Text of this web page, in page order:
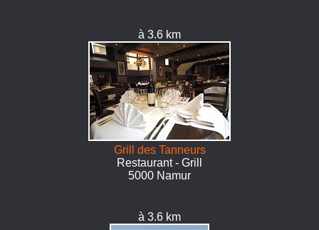
à 3.6 km
Grill des Tanneurs
Restaurant - Grill
5000 Namur
à 3.6 km